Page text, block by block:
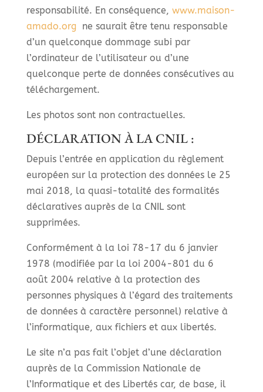
responsabilité. En conséquence, www.maison-
amado.orgne saurait être tenu responsable
d’un quelconque dommage subi par
l’ordinateur de l’utilisateur ou d’une
quelconque perte de données consécutives au
téléchargement.
Les photos sont non contractuelles.
DÉCLARATION À LA CNIL :
Depuis l’entrée en application du règlement
européen sur la protection des données le 25
mai 2018, la quasi-totalité des formalités
déclaratives auprès de la CNIL sont
supprimées.
Conformément à la loi 78-17 du 6 janvier
1978 (modifiée par la loi 2004-801 du 6
août 2004 relative à la protection des
personnes physiques à l’égard des traitements
de données à caractère personnel) relative à
l’informatique, aux fichiers et aux libertés.
Le site n’a pas fait l’objet d’une déclaration
auprès de la Commission Nationale de
l’Informatique et des Libertés car, de base, il